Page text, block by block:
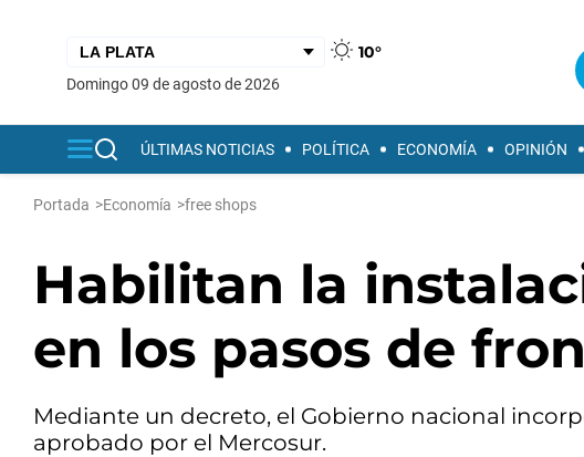
10°
domingo 09 de agosto de 2026
ÚLTIMAS NOTICIAS POLÍTICA ECONOMÍA OPINIÓN
Portada >Economía >free shops
Habilitan la
en los pasos de
Mediante un decreto, el Gobierno nacional
aprobado por el Mercosur.